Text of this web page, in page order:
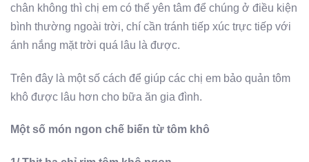
chân không thì chị em có thể yên tâm để chúng ở điều kiện
bình thường ngoài trời, chí cần tránh tiếp xúc trực tiếp với
ánh nắng mặt trời quá lâu là được.
Trên đây là một số cách để giúp các chị em bảo quản tôm
khô được lâu hơn cho bữa ăn gia đình.
Một số món ngon chế biến từ tôm khô